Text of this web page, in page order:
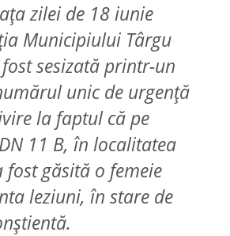
zilei de 18 iunie
Municipiului Târgu
fost sesizată printr-un
unic de urgență
la faptul că pe
11 B, în localitatea
fost găsită o femeie
leziuni, în stare de